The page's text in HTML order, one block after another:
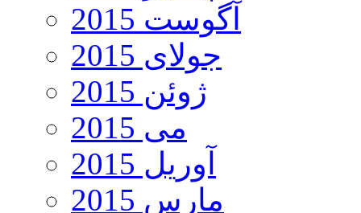
آگوست 2015
جولای 2015
ژوئن 2015
می 2015
آوریل 2015
مارس 2015